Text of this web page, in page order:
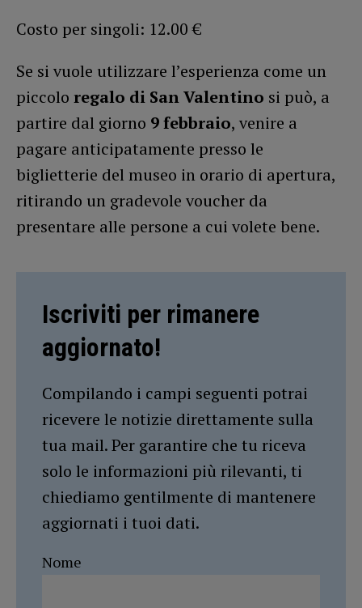
Costo per singoli: 12.00 €
Se si vuole utilizzare l’esperienza come un
piccolo regalo di San Valentino si può, a
partire dal giorno 9 febbraio, venire a
pagare anticipatamente presso le
biglietterie del museo in orario di apertura,
ritirando un gradevole voucher da
presentare alle persone a cui volete bene.
Iscriviti per rimanere
aggiornato!
Compilando i campi seguenti potrai
ricevere le notizie direttamente sulla
tua mail. Per garantire che tu riceva
solo le informazioni più rilevanti, ti
chiediamo gentilmente di mantenere
aggiornati i tuoi dati.
Nome